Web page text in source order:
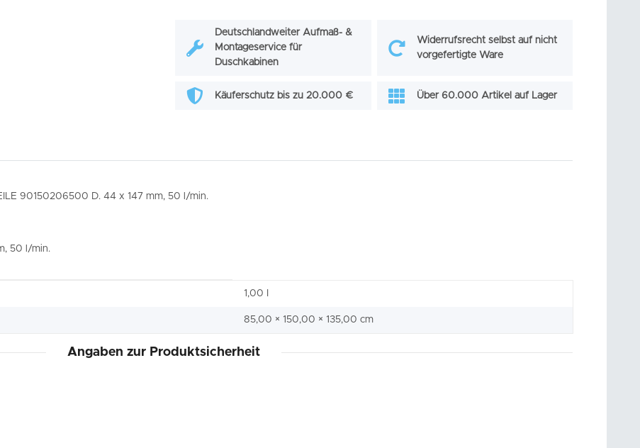
Deutschlandweiter Aufmaß- &
Montageservice für
Duschkabinen
Widerrufsrecht selbst auf nicht
vorgefertigte Ware
Käuferschutz bis zu 20.000 € Über 60.000 Artikel auf Lager
90150206500 D. 44 x 147 mm, 50 l/min.
50 l/min.
1,00 I
85,00 × 150,00 × 135,00 cm
Angaben zur Produktsicherheit